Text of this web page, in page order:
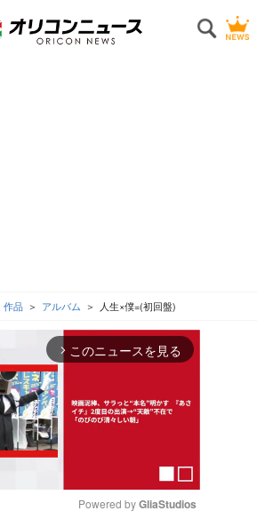
作品 アルバム 人生×僕=(初回盤)
arrow_forward_ios このニュースを見る
Powered by GliaStudios